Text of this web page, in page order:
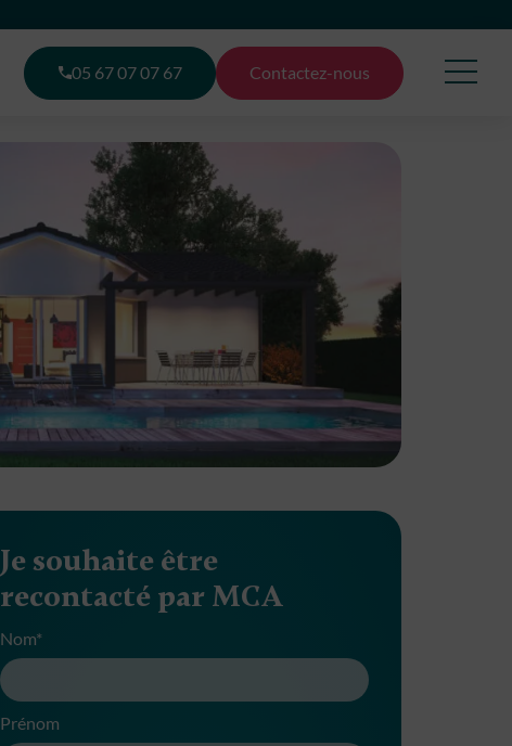
05 67 07 07 67 Contactez-nous
Je souhaite être
recontacté par MCA
Nom*
Prénom